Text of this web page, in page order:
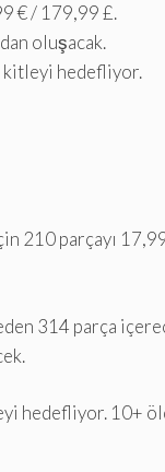
€ / 179,99 £.
oluşacak.
kitleyi hedefliyor.
210 parçayı
314 parça
hedefliyor. 10+